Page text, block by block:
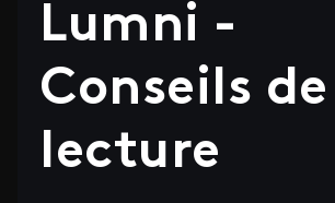
Lumni -
Conseils de
lecture